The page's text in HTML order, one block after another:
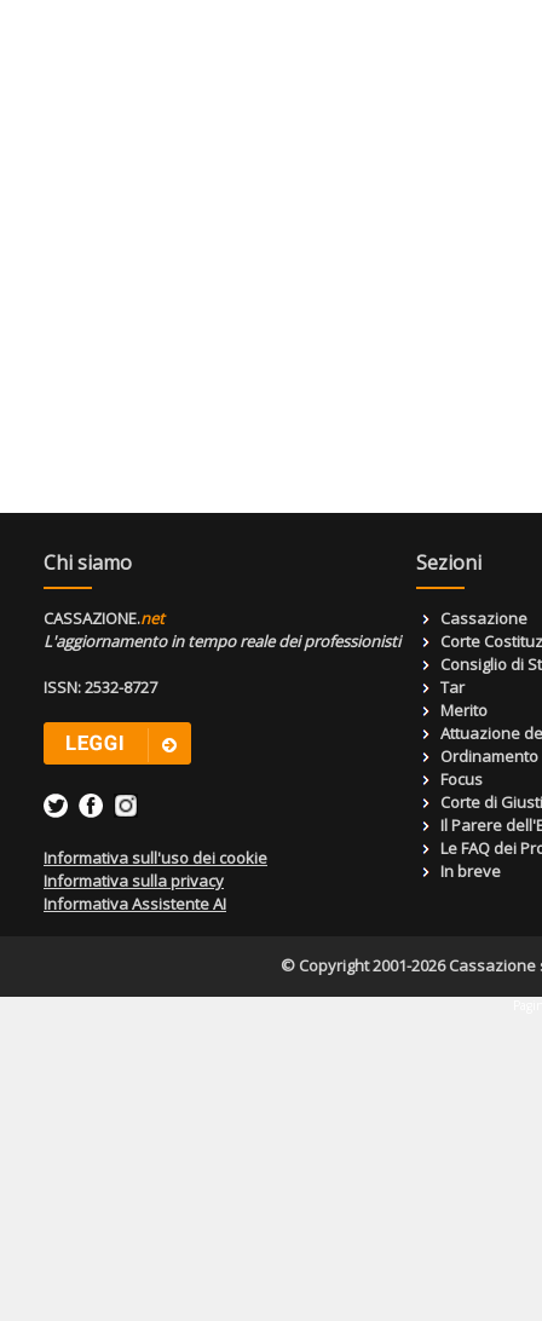
Chi siamo
CASSAZIONE.net
L'aggiornamento in tempo reale dei professionisti
ISSN: 2532-8727
Informativa sull'uso dei cookie
Informativa sulla privacy
Informativa Assistente AI
Sezioni
Cassazione
Corte
Consiglio di
Tar
Merito
Attuazione
Focus
Corte di
Il Parere
Le FAQ dei
In breve
© Copyright 2001-2026 Cassazione